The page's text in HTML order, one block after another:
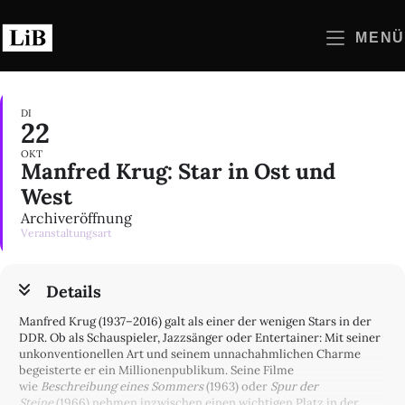
Inhalt
springen
MENÜ
DI
22
OKT
Manfred Krug: Star in Ost und
West
Archiveröffnung
Veranstaltungsart
Details
Manfred Krug (1937–2016) galt als einer der wenigen Stars in der
DDR. Ob als Schauspieler, Jazzsänger oder Entertainer: Mit seiner
unkonventionellen Art und seinem unnachahmlichen Charme
begeisterte er ein Millionenpublikum. Seine Filme
wie Beschreibung eines Sommers(1963) oder Spur der